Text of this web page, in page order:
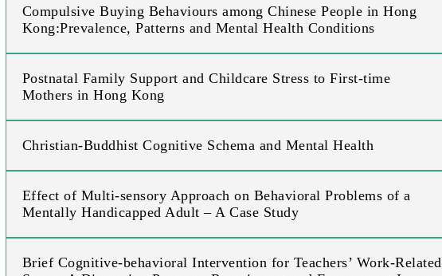
Compulsive Buying Behaviours among Chinese People in Hong
Kong:Prevalence, Patterns and Mental Health Conditions
Postnatal Family Support and Childcare Stress to First-time
Mothers in Hong Kong
Christian-Buddhist Cognitive Schema and Mental Health
Effect of Multi-sensory Approach on Behavioral Problems of a
Mentally Handicapped Adult – A Case Study
Brief Cognitive-behavioral Intervention for Teachers’ Work-Related